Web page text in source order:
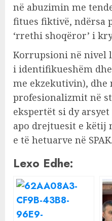
në abuzimin me
fitues fiktivë, ndërsa
‘rrethi shoqëror’ i
Korrupsioni në nivel
i identifikueshëm
me ekzekutivin),
profesionalizmit në
ekspertët si dy
apo drejtuesit e këtij
e të hetuarve në SPAK.
Lexo Edhe: